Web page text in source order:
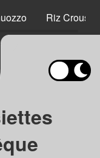
Riz Crousty